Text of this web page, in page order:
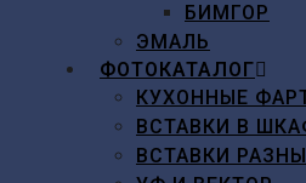
БИМГОР
ЭМАЛЬ
ФОТОКАТАЛОГ
КУХОННЫЕ
ВСТАВКИ В
ВСТАВКИ